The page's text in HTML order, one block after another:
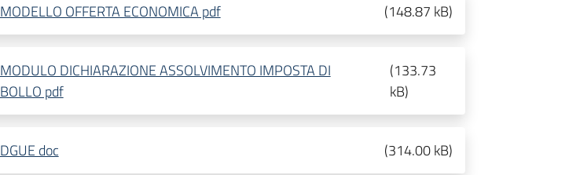
MODELLO OFFERTA ECONOMICA pdf (148.87 kB)
MODULO DICHIARAZIONE ASSOLVIMENTO IMPOSTA DI
BOLLO pdf
(133.73
kB)
DGUE doc (314.00 kB)